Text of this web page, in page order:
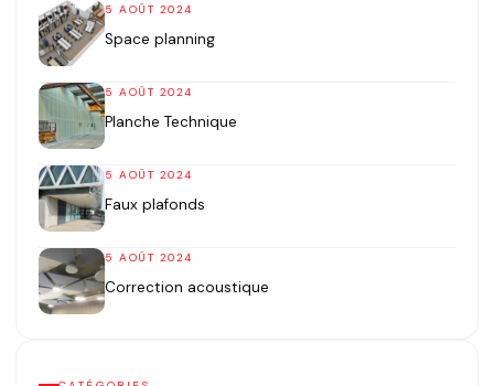
5 AOÛT 2024
Space planning
5 AOÛT 2024
Planche Technique
5 AOÛT 2024
Faux plafonds
5 AOÛT 2024
Correction acoustique